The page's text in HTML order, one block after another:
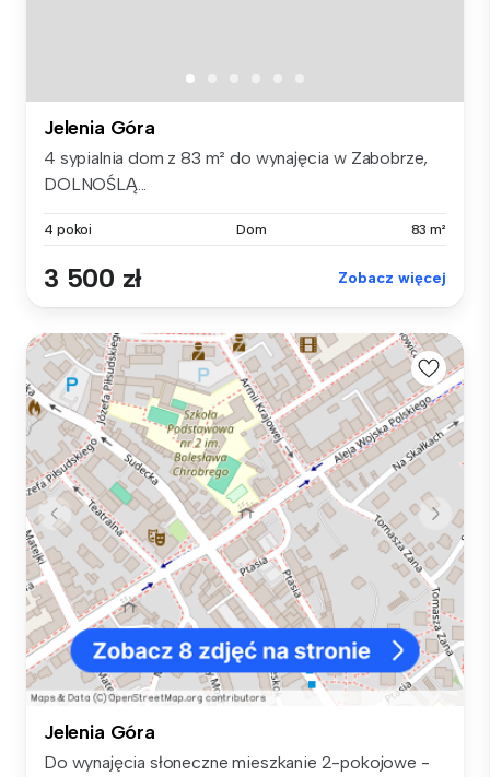
Jelenia Góra
4 sypialnia dom z 83 m² do wynajęcia w Zabobrze,
DOLNOŚLĄ...
4 pokoi Dom 83 m²
3 500 zł Zobacz więcej
Jelenia Góra
Do wynajęcia słoneczne mieszkanie 2-pokojowe -